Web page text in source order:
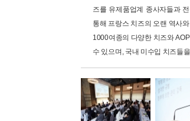
즈를 유제품업계 종사자들과
통해 프랑스 치즈의 오랜 역사
1000여종의 다양한 치즈와
수 있으며, 국내 미수입 치즈들